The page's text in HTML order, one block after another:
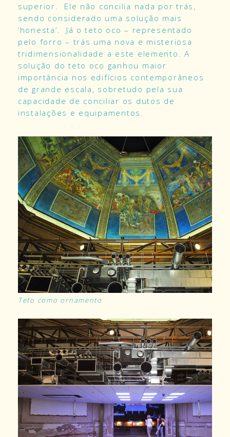
superior. Ele não concilia nada por trás,
sendo considerado uma solução mais
‘honesta’. Já o teto oco – representado
pelo forro – trás uma nova e misteriosa
tridimensionalidade a este elemento. A
solução do teto oco ganhou maior
importância nos edifícios contemporâneos
de grande escala, sobretudo pela sua
capacidade de conciliar os dutos de
instalações e equipamentos.
Teto como ornamento